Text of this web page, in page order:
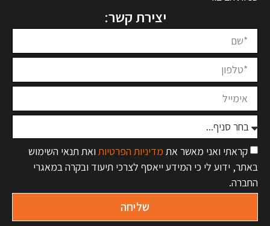
יצירת קשר:
קראתי ואני מאשר את מדיניות הפרטיות ואת תנאי השימוש
באתר, ידוע לי כי המידע ייאסף לצרכי תיעוד ובקרה במאגרי
החברה.
שליחה